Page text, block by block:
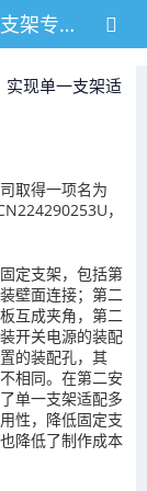
北京现代取得用于开关电源的固定支架专利，实现单一支架适配多种尺寸开关电源效果
实现单一支架适
取得一项名为
，
定支架，包括第
壁面连接；第二
互成夹角，第二
开关电源的装配
的装配孔，其
相同。在第二安
单一支架适配多
性，降低固定支
降低了制作成本